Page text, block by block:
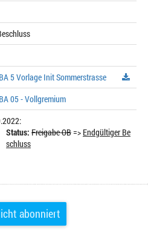
BA 5 Vorlage Init Sommerstrasse
05 - Vollgremium
Status: Freigabe OB=> Endgültiger Be
schluss
abonniert